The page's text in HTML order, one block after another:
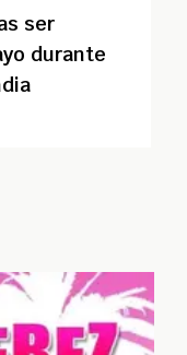
ser
durante